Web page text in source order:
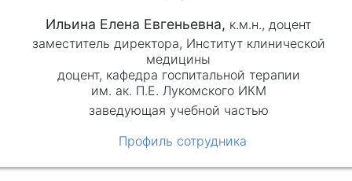
Ильина Елена Евгеньевна, к.м.н., доцент
заместитель директора, Институт клинической
медицины
доцент, кафедра госпитальной терапии
им. ак. П.Е. Лукомского ИКМ
заведующая учебной частью
Профиль сотрудника